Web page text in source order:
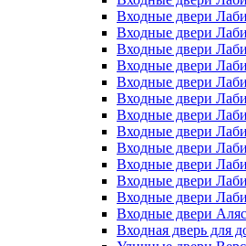
Входные двери
Входные двери
Входные двери
Входные двери
Входные двери
Входные двери
Входные двери
Входные двери
Входные двери
Входные двери
Входные двери
Входные двери
Входные двери
Входная дверь для